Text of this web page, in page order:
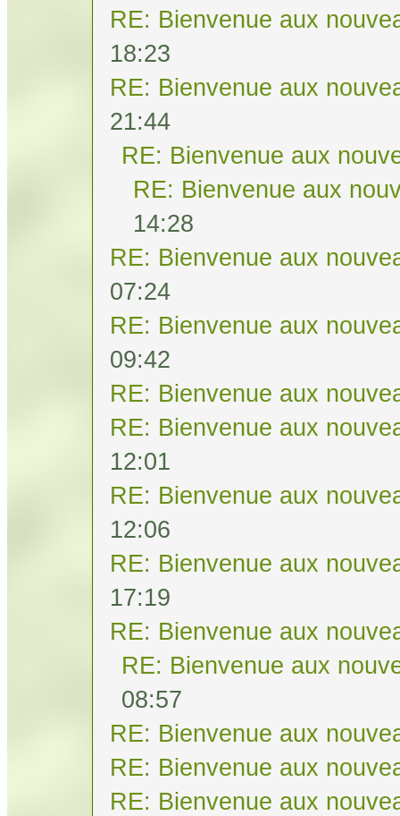
RE: Bienvenue aux
18:23
RE: Bienvenue aux
21:44
RE: Bienvenue aux
RE: Bienvenue aux
14:28
RE: Bienvenue aux
07:24
RE: Bienvenue aux
09:42
RE: Bienvenue aux
RE: Bienvenue aux
12:01
RE: Bienvenue aux
12:06
RE: Bienvenue aux
17:19
RE: Bienvenue aux
RE: Bienvenue aux
08:57
RE: Bienvenue aux
RE: Bienvenue aux
RE: Bienvenue aux